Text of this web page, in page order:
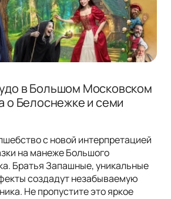
в Большом Московском
о Белоснежке и семи
с новой интерпретацией
на манеже Большого
Братья Запашные, уникальные
создадут незабываемую
Не пропустите это яркое